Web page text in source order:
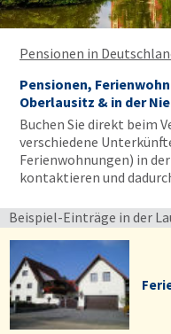
Pensionen in
Pensionen,
Oberlausitz & in der
Buchen Sie direkt beim
verschiedene
Ferienwohnungen) in
kontaktieren und
Beispiel-Einträge in der